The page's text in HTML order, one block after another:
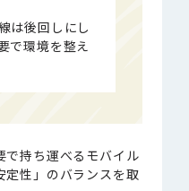
は後回しにし
で環境を整え
で持ち運べるモバイル
定性」のバランスを取